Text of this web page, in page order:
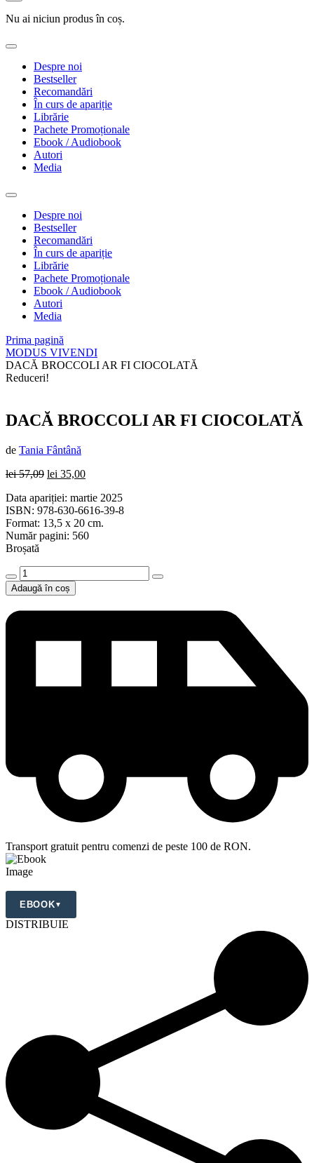
Nu ai niciun produs în coș.
Despre noi
Bestseller
Recomandări
În curs de apariție
Librărie
Pachete Promoționale
Ebook / Audiobook
Autori
Media
Despre noi
Bestseller
Recomandări
În curs de apariție
Librărie
Pachete Promoționale
Ebook / Audiobook
Autori
Media
Prima pagină
MODUS VIVENDI
DACĂ BROCCOLI AR FI CIOCOLATĂ
Reduceri!
DACĂ BROCCOLI AR FI CIOCOLATĂ
de Tania Fântână
lei57,09 Prețul
a
fost:
lei 57,09.
lei 35,00Prețul
este:
lei 35,00.
Data apariției: martie 2025
ISBN: 978-630-6616-39-8
Format: 13,5 x 20 cm.
Număr pagini: 560
Broșată
Cantitate
DACĂ
BROCCOLI
AR
FI
Adaugă în coș
Transport gratuit pentru comenzi de peste 100 de RON.
EBOOK▼
DISTRIBUIE